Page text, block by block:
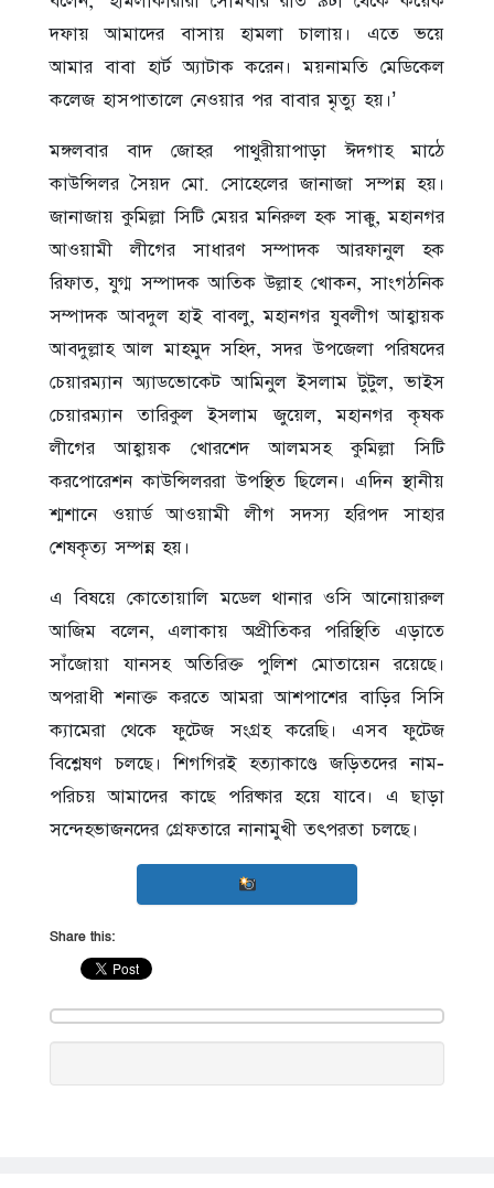
দফায় আমাদের বাসায় হামলা চালায়। এতে ভয়ে
আমার বাবা হার্ট অ্যাটাক করেন। ময়নামতি মেডিকেল
কলেজ হাসপাতালে নেওয়ার পর বাবার মৃত্যু হয়।’
মঙ্গলবার বাদ জোহর পাথুরীয়াপাড়া ঈদগাহ মাঠে
কাউন্সিলর সৈয়দ মো. সোহেলের জানাজা সম্পন্ন হয়।
জানাজায় কুমিল্লা সিটি মেয়র মনিরুল হক সাক্কু, মহানগর
আওয়ামী লীগের সাধারণ সম্পাদক আরফানুল হক
রিফাত, যুগ্ম সম্পাদক আতিক উল্লাহ খোকন, সাংগঠনিক
সম্পাদক আবদুল হাই বাবলু, মহানগর যুবলীগ আহ্বায়ক
আবদুল্লাহ আল মাহমুদ সহিদ, সদর উপজেলা পরিষদের
চেয়ারম্যান অ্যাডভোকেট আমিনুল ইসলাম টুটুল, ভাইস
চেয়ারম্যান তারিকুল ইসলাম জুয়েল, মহানগর কৃষক
লীগের আহ্বায়ক খোরশেদ আলমসহ কুমিল্লা সিটি
করপোরেশন কাউন্সিলররা উপস্থিত ছিলেন। এদিন স্থানীয়
শ্মশানে ওয়ার্ড আওয়ামী লীগ সদস্য হরিপদ সাহার
শেষকৃত্য সম্পন্ন হয়।
এ বিষয়ে কোতোয়ালি মডেল থানার ওসি আনোয়ারুল
আজিম বলেন, এলাকায় অপ্রীতিকর পরিস্থিতি এড়াতে
সাঁজোয়া যানসহ অতিরিক্ত পুলিশ মোতায়েন রয়েছে।
অপরাধী শনাক্ত করতে আমরা আশপাশের বাড়ির সিসি
ক্যামেরা থেকে ফুটেজ সংগ্রহ করেছি। এসব ফুটেজ
বিশ্লেষণ চলছে। শিগগিরই হত্যাকাণ্ডে জড়িতদের নাম-
পরিচয় আমাদের কাছে পরিষ্কার হয়ে যাবে। এ ছাড়া
সন্দেহভাজনদের গ্রেফতারে নানামুখী তৎপরতা চলছে।
Share this: